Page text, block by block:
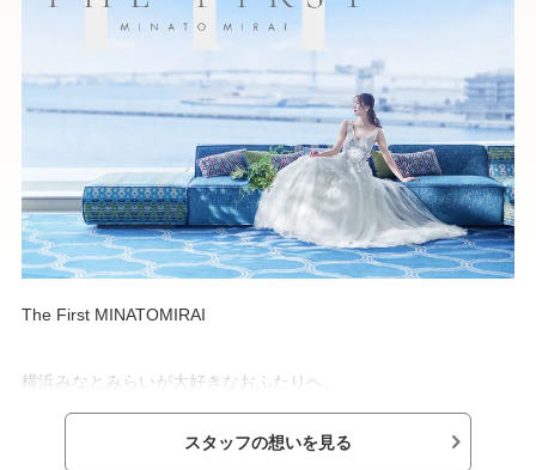
The First MINATOMIRAI
横浜みなとみらいが大好きなおふたりへ。
「みなとみらい1-1-1」はじまりの場所に建つ
スタッフの想いを見る